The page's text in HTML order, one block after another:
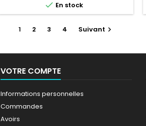
 En stock
1 2 3 4 Suivant 
VOTRE COMPTE
Informations personnelles
Commandes
Avoirs